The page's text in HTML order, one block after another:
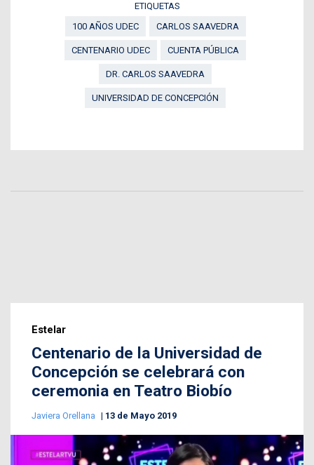
ETIQUETAS
100 AÑOS UDEC
CARLOS SAAVEDRA
CENTENARIO UDEC CUENTA PÚBLICA
DR. CARLOS SAAVEDRA
UNIVERSIDAD DE CONCEPCIÓN
Estelar
Centenario de la Universidad de
Concepción se celebrará con
ceremonia en Teatro Biobío
Javiera Orellana 13 de Mayo 2019